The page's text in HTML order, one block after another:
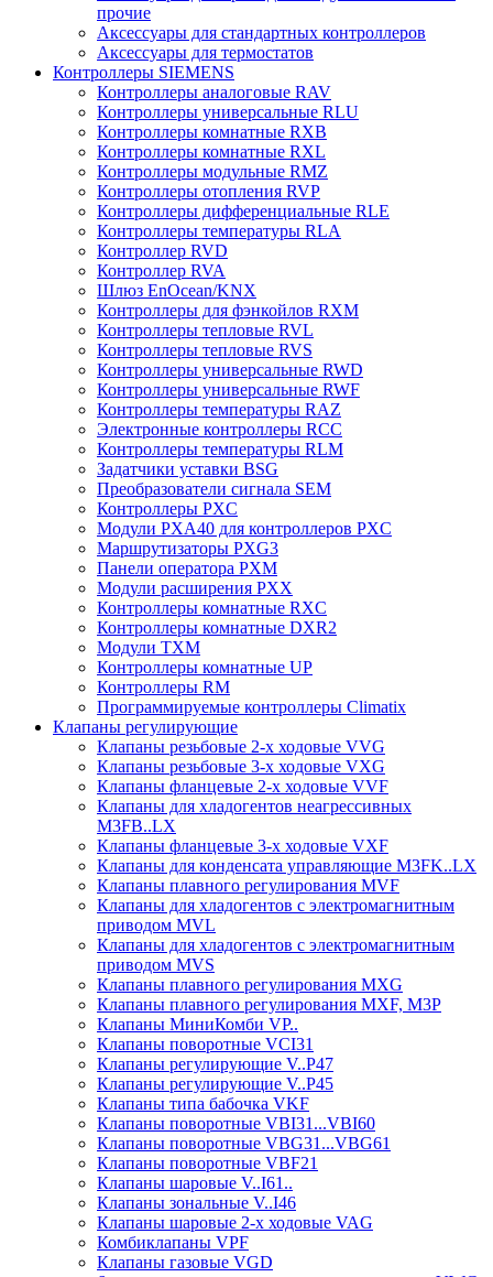
прочие
Аксессуары для стандартных контроллеров
Аксессуары для термостатов
Контроллеры SIEMENS
Контроллеры аналоговые RAV
Контроллеры универсальные RLU
Контроллеры комнатные RXB
Контроллеры комнатные RXL
Контроллеры модульные RMZ
Контроллеры отопления RVP
Контроллеры дифференциальные RLE
Контроллеры температуры RLA
Контроллер RVD
Контроллер RVA
Шлюз EnOcean/KNX
Контроллеры для фэнкойлов RXM
Контроллеры тепловые RVL
Контроллеры тепловые RVS
Контроллеры универсальные RWD
Контроллеры универсальные RWF
Контроллеры температуры RAZ
Электронные контроллеры RCC
Контроллеры температуры RLM
Задатчики уставки BSG
Преобразователи сигнала SEM
Контроллеры PXC
Модули PXA40 для контроллеров PXC
Маршрутизаторы PXG3
Панели оператора PXM
Модули расширения PXX
Контроллеры комнатные RXC
Контроллеры комнатные DXR2
Модули TXM
Контроллеры комнатные UP
Контроллеры RM
Программируемые контроллеры Climatix
Клапаны регулирующие
Клапаны резьбовые 2-х ходовые VVG
Клапаны резьбовые 3-х ходовые VХG
Клапаны фланцевые 2-х ходовые VVF
Клапаны для хладогентов неагрессивных
M3FB..LX
Клапаны фланцевые 3-х ходовые VXF
Клапаны для конденсата управляющие M3FK..LX
Клапаны плавного регулирования MVF
Клапаны для хладогентов с электромагнитным
приводом MVL
Клапаны для хладогентов с электромагнитным
приводом MVS
Клапаны плавного регулирования MXG
Клапаны плавного регулирования MXF, M3P
Клапаны МиниКомби VP..
Клапаны поворотные VCI31
Клапаны регулирующие V..P47
Клапаны регулирующие V..P45
Клапаны типа бабочка VKF
Клапаны поворотные VBI31...VBI60
Клапаны поворотные VBG31...VBG61
Клапаны поворотные VBF21
Клапаны шаровые V..I61..
Клапаны зональные V..I46
Клапаны шаровые 2-х ходовые VAG
Комбиклапаны VPF
Клапаны газовые VGD